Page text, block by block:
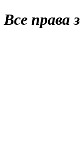
Все права